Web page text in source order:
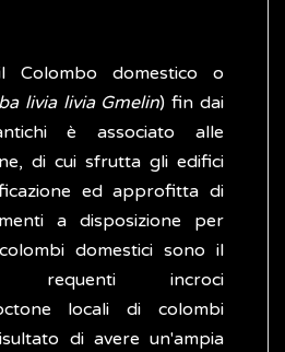
Colombo domestico o
livia livia Gmelin) fin dai
è associato alle
di cui sfrutta gli edifici
ed approfitta di
a disposizione per
domestici sono il
requenti incroci
locali di colombi
di avere un'ampia